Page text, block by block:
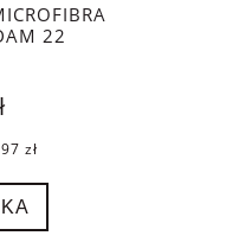
22
zł